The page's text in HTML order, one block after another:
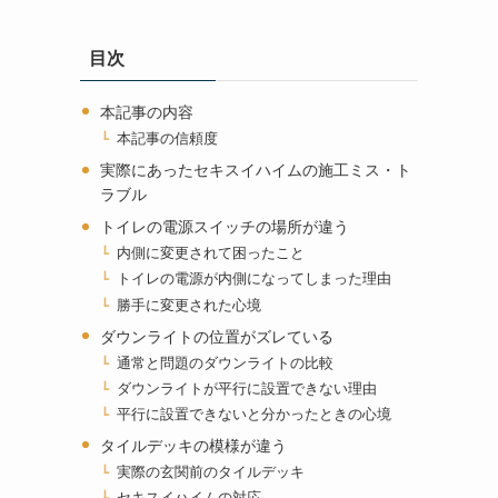
目次
本記事の内容
本記事の信頼度
実際にあったセキスイハイムの施工ミス・ト
ラブル
トイレの電源スイッチの場所が違う
内側に変更されて困ったこと
トイレの電源が内側になってしまった理由
勝手に変更された心境
ダウンライトの位置がズレている
通常と問題のダウンライトの比較
ダウンライトが平行に設置できない理由
平行に設置できないと分かったときの心境
タイルデッキの模様が違う
実際の玄関前のタイルデッキ